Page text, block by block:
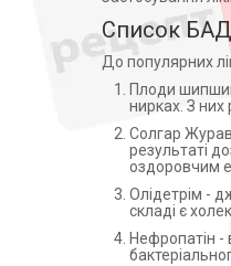
ХЕРБИ
УКРАИНА
ТОВВітера
Альпіфлор
Екооил (1)
PVT. LTD.,
ВИОЛА
УКРАИНА
ПП "Голден
(1)
Натрію
Олія
Пажитник (1)
Плоди
Плоды
Расторопша
Ромашка (1)
Селен (3)
Силімарин (2)
Тадалафіл
Список
До популярних
Плоди
нирках. З них
Солгар
результаті
оздоровчим
Олідетрім -
складі є
Нефропатін -